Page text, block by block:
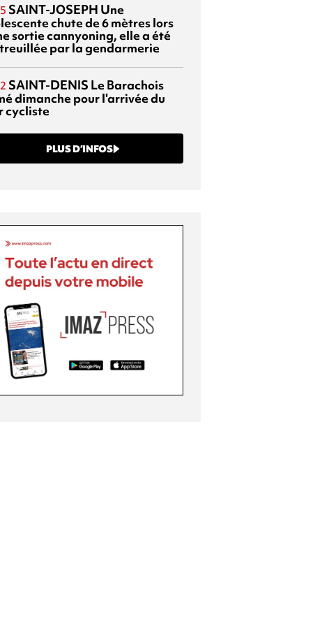
SAINT-JOSEPH Une
chute de 6 mètres lors
sortie cannyoning, elle a été
par la gendarmerie
SAINT-DENIS Le Barachois
dimanche pour l'arrivée du
cycliste
PLUS D’INFOS